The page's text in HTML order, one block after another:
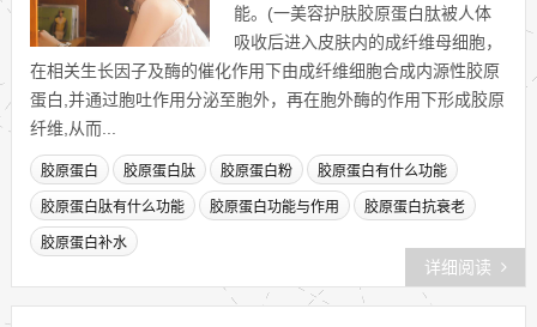
能。(一美容护肤胶原蛋白肽被人体
吸收后进入皮肤内的成纤维母细胞，
在相关生长因子及酶的催化作用下由成纤维细胞合成内源性胶原
蛋白,并通过胞吐作用分泌至胞外，再在胞外酶的作用下形成胶原
纤维,从而...
胶原蛋白 胶原蛋白肽 胶原蛋白粉 胶原蛋白有什么功能
胶原蛋白肽有什么功能 胶原蛋白功能与作用 胶原蛋白抗衰老
胶原蛋白补水
详细阅读